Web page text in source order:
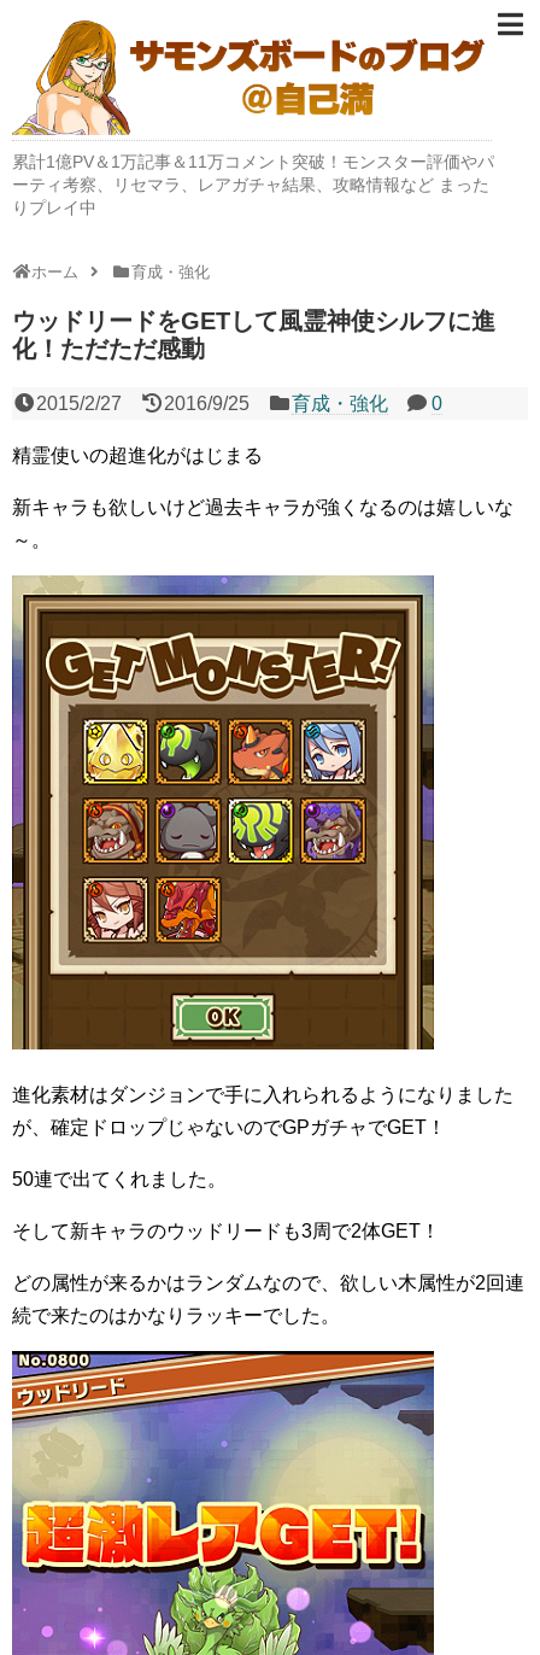
累計1億PV＆1万記事＆11万コメント突破！モンスター評価やパ
ーティ考察、リセマラ、レアガチャ結果、攻略情報など まった
りプレイ中
ホーム 育成・強化
ウッドリードをGETして風霊神使シルフに進
化！ただただ感動
2015/2/27 2016/9/25 育成・強化 0
精霊使いの超進化がはじまる
新キャラも欲しいけど過去キャラが強くなるのは嬉しいな
～。
進化素材はダンジョンで手に入れられるようになりました
が、確定ドロップじゃないのでGPガチャでGET！
50連で出てくれました。
そして新キャラのウッドリードも3周で2体GET！
どの属性が来るかはランダムなので、欲しい木属性が2回連
続で来たのはかなりラッキーでした。